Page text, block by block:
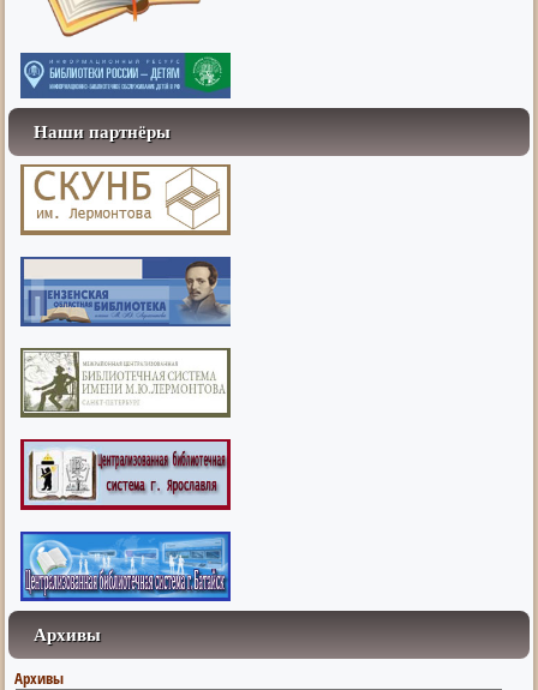
Наши партнёры
Архивы
Архивы